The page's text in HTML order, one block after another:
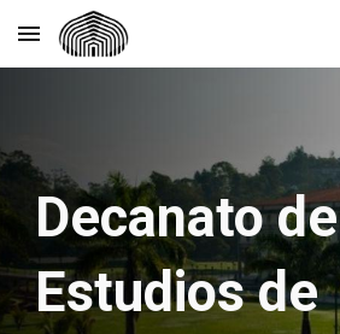
Skip to main content
Decanato de
Estudios de